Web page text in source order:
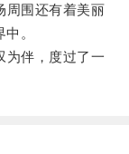
围还有着美丽
。
伴，度过了一